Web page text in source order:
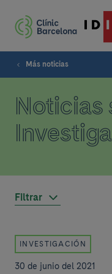
Más noticias
Noticias
Filtrar
INVESTIGACIÓN
30 de junio del 2021